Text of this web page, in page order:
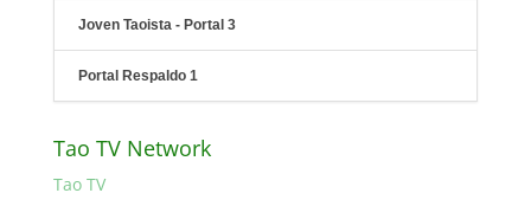
Joven Taoista - Portal 3
Portal Respaldo 1
Tao TV Network
Tao TV